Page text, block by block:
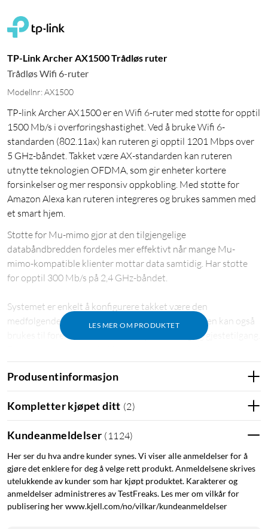
TP-Link Archer AX1500 Trådløs ruter
Trådløs Wifi 6-ruter
Modellnr: AX1500
TP-link Archer AX1500 er en Wifi 6-ruter med støtte for opptil
1500 Mb/s i overføringshastighet. Ved å bruke Wifi 6-
standarden (802.11ax) kan ruteren gi opptil 1201 Mbps over
5 GHz-båndet. Takket være AX-standarden kan ruteren
utnytte teknologien OFDMA, som gir enheter kortere
forsinkelser og mer responsiv oppkobling. Med støtte for
Amazon Alexa kan ruteren integreres og brukes sammen med
et smart hjem.
LES MER OM PRODUKTET
Støtte for Mu-mimo gjør at den tilgjengelige
databåndbredden fordeles mer effektivt når mange Mu-
mimo-kompatible klienter mottar data samtidig. Har støtte
for opptil 300 Mb/s på 2,4 GHz-båndet.
Systemet er enkelt å konfigurere takket være den
medfølgende appen Tether (Android og iOS). Appen kan også
brukes til foreldrekontroll, enhetsprioritering og gjestetilgang.
og kan begrense bruken på bestemte enheter for f.eks. å
beskytte barna mot uegnet materiale. Tilgangen kan
tidsstyres for ulike enheter.
Støtte for sikre tilkoblinger med WPA, WPA2 og WPA2-
Enterprise samt enkel sammenkobling med et trykk på WPS-
knappen. Kan også dele to separate gjestenettverk over 2,4-
eller 5 GHz-båndene, som gir besøkende tilgang til internett
uten at de har tilgang til private nettverksressurser.
Utstyrt med fire eksterne antenner og 4-porters switch (1
Produsentinformasjon
Kompletter kjøpet ditt (2)
Kundeanmeldelser ( 1124)
Her ser du hva andre kunder synes. Vi viser alle anmeldelser for å
gjøre det enklere for deg å velge rett produkt. Anmeldelsene skrives
utelukkende av kunder som har kjøpt produktet. Karakterer og
anmeldelser administreres av TestFreaks. Les mer om vilkår for
publisering her www.kjell.com/no/vilkar/kundeanmeldelser